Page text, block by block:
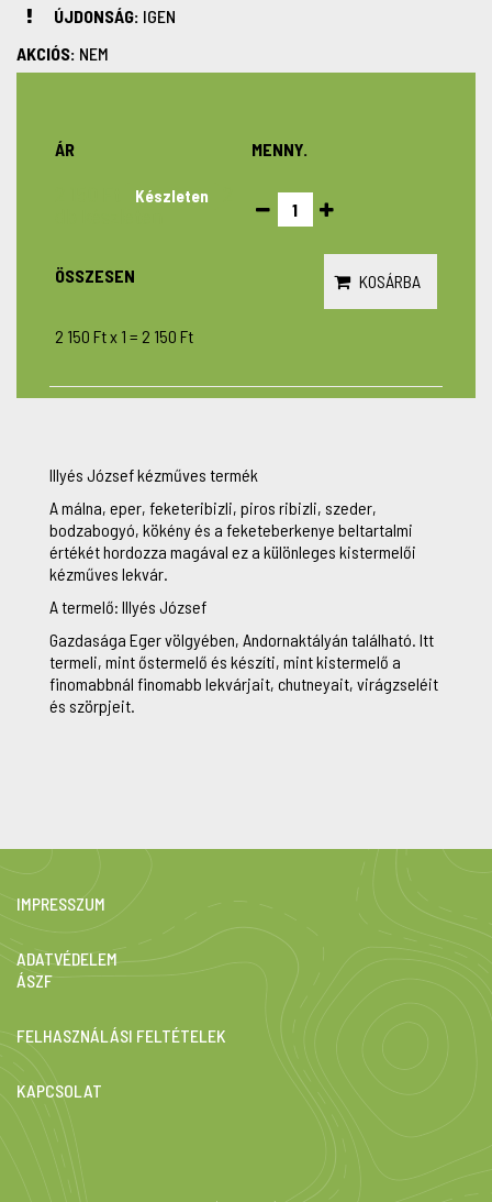
ÚJDONSÁG: IGEN
AKCIÓS: NEM
ÁR
Készleten
MENNY.
ÖSSZESEN
2 150 Ftx 1 = 2 150 Ft
KOSÁRBA
Illyés József kézműves termék
A málna, eper, feketeribizli, piros ribizli, szeder,
bodzabogyó, kökény és a feketeberkenye beltartalmi
értékét hordozza magával ez a különleges kistermelői
kézműves lekvár.
A termelő: Illyés József
Gazdasága Eger völgyében, Andornaktályán található. Itt
termeli, mint őstermelő és készíti, mint kistermelő a
finomabbnál finomabb lekvárjait, chutneyait, virágzseléit
és szörpjeit.
IMPRESSZUM
ADATVÉDELEM
ÁSZF
FELHASZNÁLÁSI FELTÉTELEK
KAPCSOLAT